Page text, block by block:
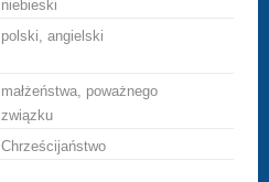
niebieski
polski, angielski
małżeństwa, poważnego
związku
Chrześcijaństwo